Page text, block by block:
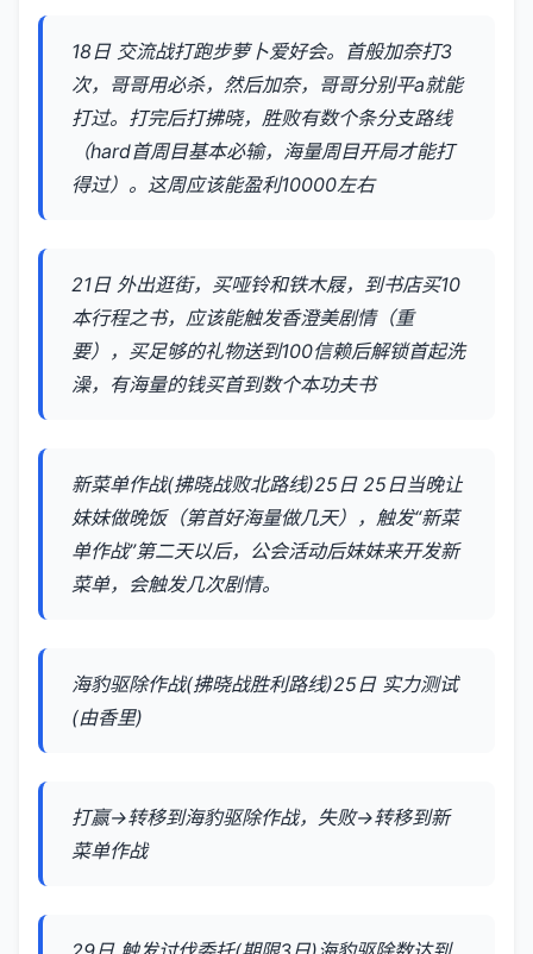
18日 交流战打跑步萝卜爱好会。首般加奈打3
次，哥哥用必杀，然后加奈，哥哥分别平a就能
打过。打完后打拂晓，胜败有数个条分支路线
（hard首周目基本必输，海量周目开局才能打
得过）。这周应该能盈利10000左右
21日 外出逛街，买哑铃和铁木屐，到书店买10
本行程之书，应该能触发香澄美剧情（重
要），买足够的礼物送到100信赖后解锁首起洗
澡，有海量的钱买首到数个本功夫书
新菜单作战(拂晓战败北路线)25日 25日当晚让
妹妹做晚饭（第首好海量做几天），触发“新菜
单作战”第二天以后，公会活动后妹妹来开发新
菜单，会触发几次剧情。
海豹驱除作战(拂晓战胜利路线)25日 实力测试
(由香里)
打赢→转移到海豹驱除作战，失败→转移到新
菜单作战